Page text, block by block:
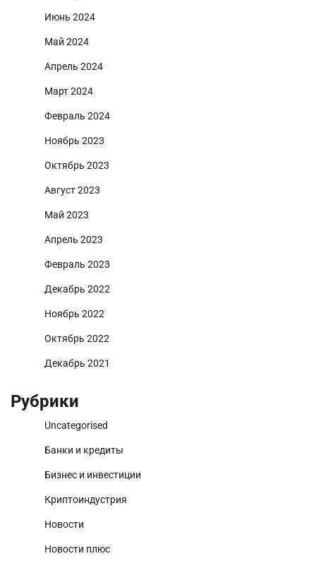
Июнь 2024
Май 2024
Апрель 2024
Март 2024
Февраль 2024
Ноябрь 2023
Октябрь 2023
Август 2023
Май 2023
Апрель 2023
Февраль 2023
Декабрь 2022
Ноябрь 2022
Октябрь 2022
Декабрь 2021
Рубрики
Uncategorised
Банки и кредиты
Бизнес и инвестиции
Криптоиндустрия
Новости
Новости плюс